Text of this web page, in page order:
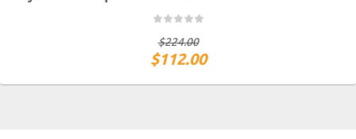
$224.00
$112.00